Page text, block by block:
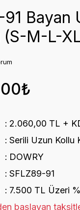
Bayan
(S-M-L-
2.060,00 TL +
Serili Uzun Kollu
DOWRY
SFLZ89-91
7.500 TL Üzeri
başlayan